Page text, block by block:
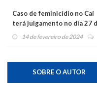
Caso de feminicídio no Caí
terá julgamento no dia 27
fevereiro
14 de fevereiro de 2024
SOBRE O AUTOR